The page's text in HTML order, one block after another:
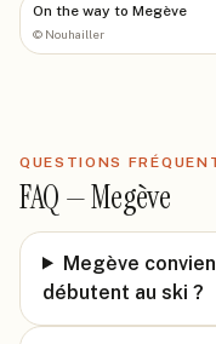
On the way to Megève
© Nouhailler
QUESTIONS
FAQ —Megève
Megève
débutent au ski ?